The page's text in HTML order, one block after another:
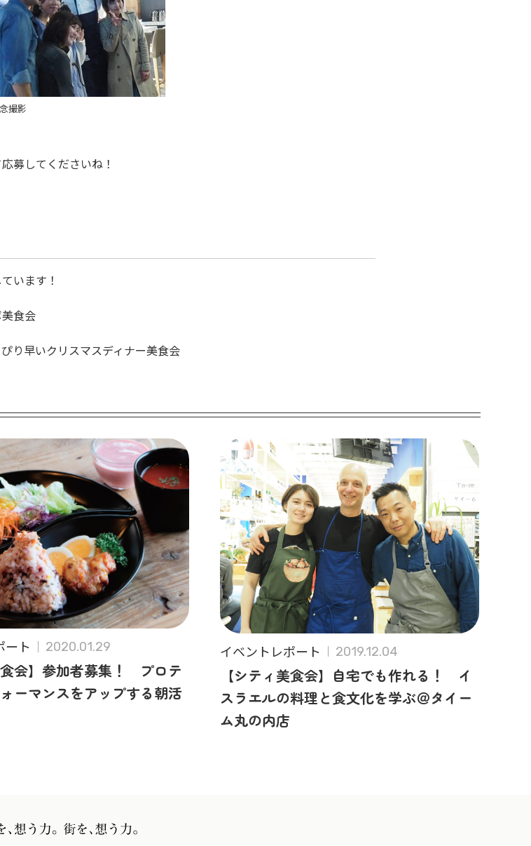
撮影
募してくださいね！
います！
食会
り早いクリスマスディナー美食会
ート 2020.01.29
食会】参加者募集！ プロテ
ーマンスをアップする朝活
イベントレポート 2019.12.04
【シティ美食会】自宅でも作れる！ イ
スラエルの料理と食文化を学ぶ＠タイー
ム丸の内店